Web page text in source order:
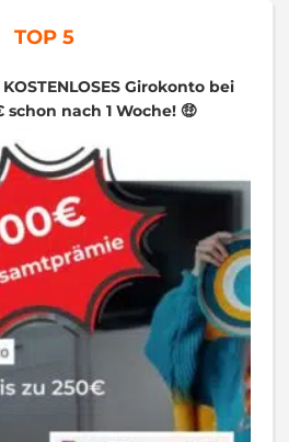
TOP 5
Girokonto bei
nach 1 Woche! 🤑